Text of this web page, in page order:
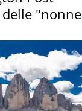
"nonne